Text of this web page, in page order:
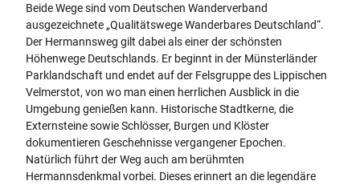
Beide Wege sind vom Deutschen Wanderverband
ausgezeichnete „Qualitätswege Wanderbares Deutschland“.
Der Hermannsweg gilt dabei als einer der schönsten
Höhenwege Deutschlands. Er beginnt in der Münsterländer
Parklandschaft und endet auf der Felsgruppe des Lippischen
Velmerstot, von wo man einen herrlichen Ausblick in die
Umgebung genießen kann. Historische Stadtkerne, die
Externsteine sowie Schlösser, Burgen und Klöster
dokumentieren Geschehnisse vergangener Epochen.
Natürlich führt der Weg auch am berühmten
Hermannsdenkmal vorbei. Dieses erinnert an die legendäre